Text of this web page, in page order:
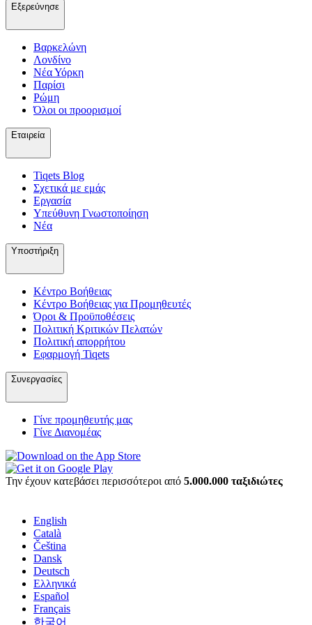
Εξερεύνησε
Βαρκελώνη
Λονδίνο
Νέα Υόρκη
Παρίσι
Ρώμη
Όλοι οι προορισμοί
Εταιρεία
Tiqets Βlog
Σχετικά με εμάς
Εργασία
Υπεύθυνη Γνωστοποίηση
Νέα
Υποστήριξη
Κέντρο Βοήθειας
Κέντρο Βοήθειας για Προμηθευτές
Όροι & Προϋποθέσεις
Πολιτική Κριτικών Πελατών
Πολιτική απορρήτου
Εφαρμογή Tiqets
Συνεργασίες
Γίνε προμηθευτής μας
Γίνε Διανομέας
Την έχουν κατεβάσει περισσότεροι από 5.000.000 ταξιδιώτες
English
Català
Čeština
Dansk
Deutsch
Ελληνικά
Español
Français
한국어